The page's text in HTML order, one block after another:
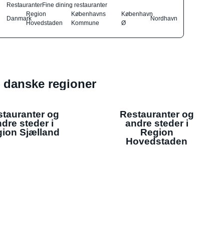
RestauranterFine dining restauranter
Danmark
Region
Hovedstaden
Københavns
Kommune
København
Ø
Nordhavn
regioner
og
steder i
Sjælland
Restauranter og
andre steder i
Region
Hovedstaden